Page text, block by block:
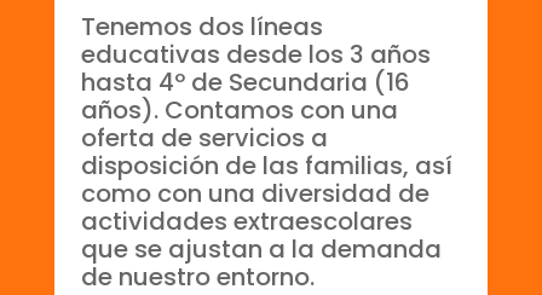
Tenemos dos líneas
educativas desde los 3 años
hasta 4º de Secundaria (16
años). Contamos con una
oferta de servicios a
disposición de las familias, así
como con una diversidad de
actividades extraescolares
que se ajustan a la demanda
de nuestro entorno.